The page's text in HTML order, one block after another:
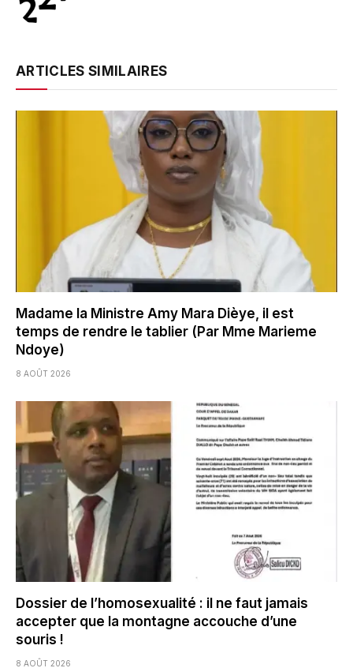
ARTICLES SIMILAIRES
Madame la Ministre Amy Mara Dièye, il est
temps de rendre le tablier (Par Mme Marieme
Ndoye)
8 AOÛT 2026
Dossier de l’homosexualité : il ne faut jamais
accepter que la montagne accouche d’une
souris !
8 AOÛT 2026